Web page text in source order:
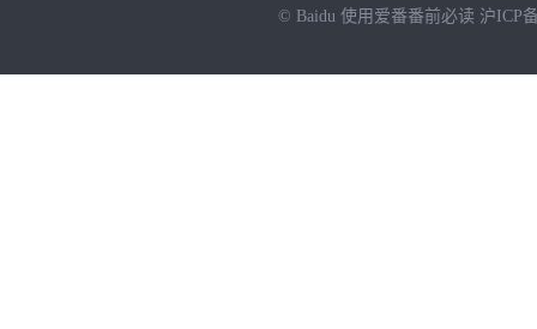
© Baidu 使用爱番番前必读 沪ICP